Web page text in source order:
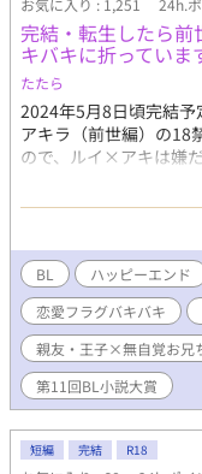
しましたので、この分
お気に入り : 1,251 24h.
完結・転生したら
キバキに折っていま
たたら
2024年5月8日頃完結
アキラ（前世編）の18
ので、ルイ×アキは嫌
は SSは読まずに本編
Ｌ小説大賞の投票が終
も多くの投票をあり
付き合い頂けたら嬉し
がとうございます(*^^*)
す。 ※感想の返事が遅
は、毎日1話投稿してい
す。 R-18 は後半から
じ＊＊ 年の離れた弟を
したまま事故に合い、
してから転生したら、
を持って生まれたアキ
の愛が重い。 もちろん
BL ハッピーエンド
恋愛フラグバキバキ
親友・王子×無自覚お兄
第11回BL小説大賞
短編 完結 R18